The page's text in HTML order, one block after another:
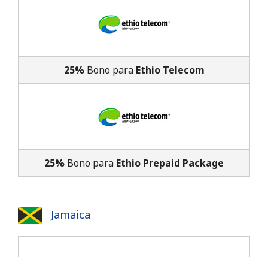
25%Bono para Ethio Telecom
25% Bono para Ethio Prepaid Package
Jamaica